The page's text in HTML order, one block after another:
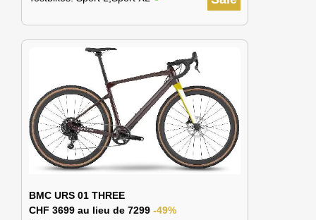
BMC URS 01 THREE
CHF 3699 au lieu de 7299 -49%